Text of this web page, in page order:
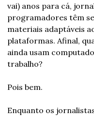
vai) anos para cá,
programadores têm
materiais adaptáveis
plataformas. Afinal,
ainda usam
trabalho?
Pois bem.
Enquanto os